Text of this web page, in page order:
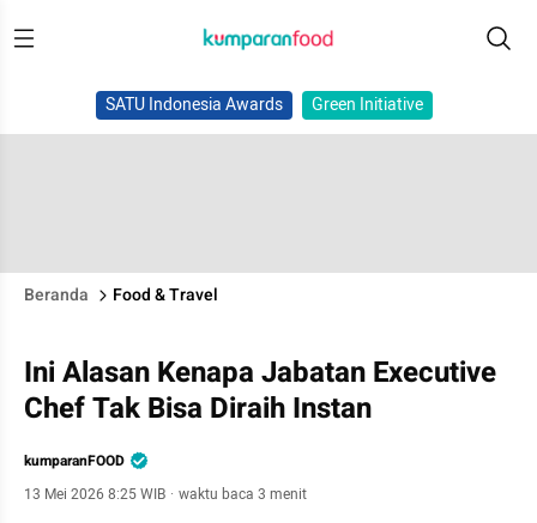
SATU Indonesia Awards Green Initiative
Beranda Food & Travel
Ini Alasan Kenapa Jabatan Executive
Chef Tak Bisa Diraih Instan
kumparanFOOD
13 Mei 2026 8:25 WIB · waktu baca 3 menit